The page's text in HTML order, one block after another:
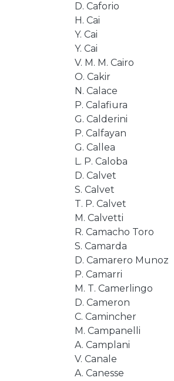
D. Caforio
H. Cai
Y. Cai
Y. Cai
V. M. M. Cairo
O. Cakir
N. Calace
P. Calafiura
G. Calderini
P. Calfayan
G. Callea
L. P. Caloba
D. Calvet
S. Calvet
T. P. Calvet
M. Calvetti
R. Camacho Toro
S. Camarda
D. Camarero Munoz
P. Camarri
M. T. Camerlingo
D. Cameron
C. Camincher
M. Campanelli
A. Camplani
V. Canale
A. Canesse